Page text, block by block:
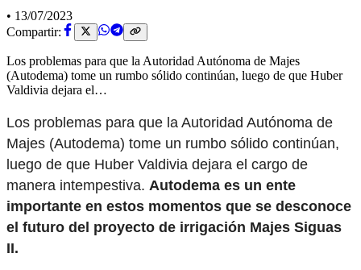
• 13/07/2023
Compartir:
Los problemas para que la Autoridad Autónoma de Majes
(Autodema) tome un rumbo sólido continúan, luego de que Huber
Valdivia dejara el…
Los problemas para que la Autoridad Autónoma de
Majes (Autodema) tome un rumbo sólido continúan,
luego de que Huber Valdivia dejara el cargo de
manera intempestiva. Autodema es un ente
importante en estos momentos que se desconoce
el futuro del proyecto de irrigación Majes Siguas
II.